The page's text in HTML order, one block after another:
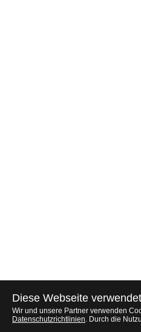
Diese Webseite
Wir und unsere Partner verwenden
Datenschutzrichtlinien. Durch die